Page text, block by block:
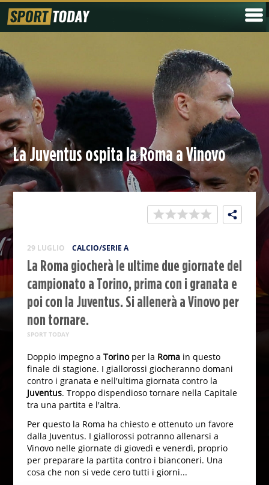
La Juventus ospita la Roma a Vinovo
29 LUGLIO CALCIO/SERIE A
La Roma giocherà le ultime due giornate del
campionato a Torino, prima con i granata e
poi con la Juventus. Si allenerà a Vinovo per
non tornare.
SPORT TODAY
Doppio impegno a Torino per la Roma in questo
finale di stagione. I giallorossi giocheranno domani
contro i granata e nell'ultima giornata contro la
Juventus. Troppo dispendioso tornare nella Capitale
tra una partita e l'altra.
Per questo la Roma ha chiesto e ottenuto un favore
dalla Juventus. I giallorossi potranno allenarsi a
Vinovo nelle giornate di giovedì e venerdì, proprio
per preparare la partita contro i bianconeri. Una
cosa che non si vede cero tutti i giorni...